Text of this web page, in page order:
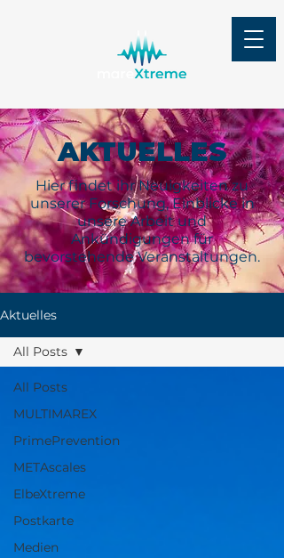
AKTUELLES
Hier findet ihr Neuigkeiten zu
unserer Forschung, Einblicke in
unsere Arbeit und
Ankündigungen für
bevorstehende Veranstaltungen.
Aktuelles
All Posts
MULTIMAREX
PrimePrevention
METAscales
ElbeXtreme
Postkarte
Medien
All Posts